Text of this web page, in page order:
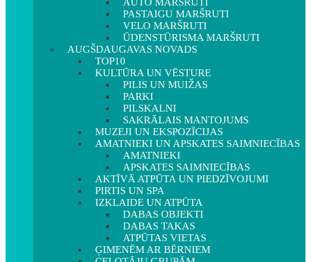
PASTAIGU MARŠRUTI
VELO MARŠRUTI
ŪDENSTŪRISMA MARŠRUTI
AUGŠDAUGAVAS NOVADS
TOP10
KULTŪRA UN VĒSTURE
PILIS UN MUIŽAS
PARKI
PILSKALNI
SAKRĀLAIS MANTOJUMS
MUZEJI UN EKSPOZĪCIJAS
AMATNIEKI UN APSKATES SAIMNIECĪBAS
AMATNIEKI
APSKATES SAIMNIECĪBAS
AKTĪVĀ ATPŪTA UN PIEDZĪVOJUMI
PIRTIS UN SPA
IZKLAIDE UN ATPŪTA
DABAS OBJEKTI
DABAS TAKAS
ATPŪTAS VIETAS
ĢIMENĒM AR BĒRNIEM